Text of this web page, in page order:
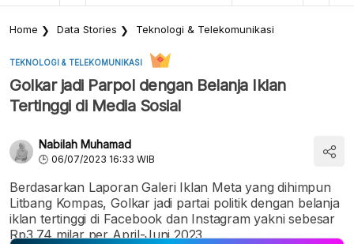
Home Data Stories Teknologi & Telekomunikasi
TEKNOLOGI & TELEKOMUNIKASI
Golkar jadi Parpol dengan Belanja Iklan
Tertinggi di Media Sosial
Nabilah Muhamad
06/07/2023 16:33 WIB
Berdasarkan Laporan Galeri Iklan Meta yang dihimpun
Litbang Kompas, Golkar jadi partai politik dengan belanja
iklan tertinggi di Facebook dan Instagram yakni sebesar
Rp3,74 milar per April-Juni 2023.